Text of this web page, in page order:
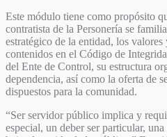
Este módulo tiene como propósito
contratista de la Personería se
estratégico de la entidad, los
contenidos en el Código de
del Ente de Control, su estructura
dependencia, así como la oferta de
dispuestos para la comunidad.
“Ser servidor público implica y
especial, un deber ser particular,